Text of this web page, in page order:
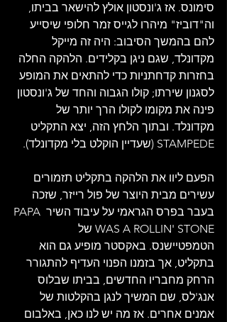
סימונס. אז ג'ונסטון אולץ להישאר בביתו,
וה"דוביז" מיהרו לגייס זמר חלופי שיסייע
להם בהמשך הסיבוב: היה זה מייקל
מקדונלד, שגם ניגן בקלידים. הלהקה החלה
בחזרות קדחתניות כדי להתאים את המופע
לסגנון שירתו; קולו הגבוה והחד של ג'ונסטון
פינה את מקומו לקולו הרך יותר של
מקדונלד. ובתוך הלחץ הזה, יצא התקליט
STAMPEDE (שעדיין הוקלט בלי מקדונלד).
הפעם ליוו את הלהקה בתקליט תזמורים
עשירים מבית היוצר של פול רייזר, שזכה
בעבר בפרס הגראמי על עיבוד השיר PAPA
WAS A ROLLIN' STONE של
הטמפטיישנס. באקסטר מופיע גם הוא
בתקליט, אך בזמנו הפנוי העדיף להתגורר
הרחק מחבריו החדשים, בביתו שבלוס
אנג'לס, שם המשיך לנגן בהקלטות של
אמנים אחרים. אז מה יש לנו כאן, באלבום